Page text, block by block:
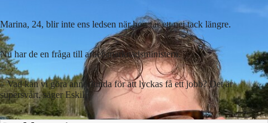
Marina, 24, blir inte ens ledsen när hon får ett nej tack längre.
Nu har de en fråga till arbetsmarknadsministern.
– Vad kan vi göra annorlunda för att lyckas få ett jobb? Det är
supersvårt, säger Eskil.